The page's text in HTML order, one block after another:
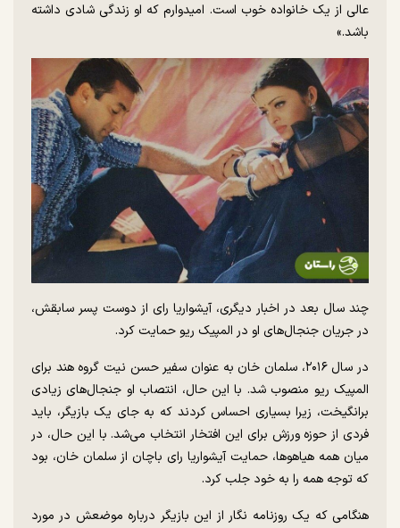
عالی از یک خانواده خوب است. امیدوارم که او زندگی شادی داشته
باشد.»
چند سال بعد در اخبار دیگری، آیشواریا رای از دوست پسر سابقش،
در جریان جنجال‌های او در المپیک ریو حمایت کرد.
در سال ۲۰۱۶، سلمان خان به عنوان سفیر حسن نیت گروه هند برای
المپیک ریو منصوب شد. با این حال، انتصاب او جنجال‌های زیادی
برانگیخت، زیرا بسیاری احساس کردند که به جای یک بازیگر، باید
فردی از حوزه ورزش برای این افتخار انتخاب می‌شد. با این حال، در
میان همه هیاهوها، حمایت آیشواریا رای باچان از سلمان خان، بود
که توجه همه را به خود جلب کرد.
هنگامی که یک روزنامه نگار از این بازیگر درباره موضعش در مورد